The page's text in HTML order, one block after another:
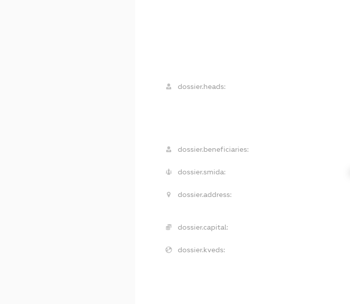
dossier.heads:
dossier.beneficiaries:
dossier.smida:
dossier.address:
dossier.capital:
dossier.kveds: